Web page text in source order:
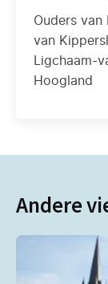
Ouders van
van
Ligchaam-
Hoogland
Andere